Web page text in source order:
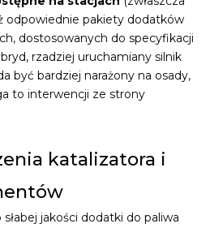
odpowiednie pakiety dodatków
dostosowanych do specyfikacji
rzadziej uruchamiany silnik
być bardziej narażony na osady,
to interwencji ze strony
katalizatora i